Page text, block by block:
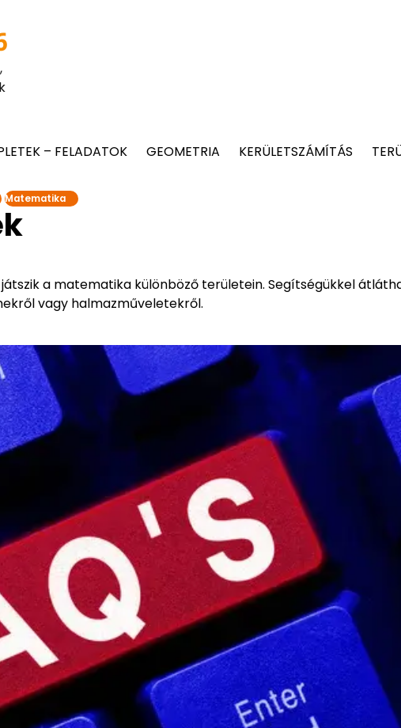
– FELADATOK GEOMETRIA KERÜLETSZÁMÍTÁS
Matematika
a matematika különböző területein. Segítségükkel
vagy halmazműveletekről.